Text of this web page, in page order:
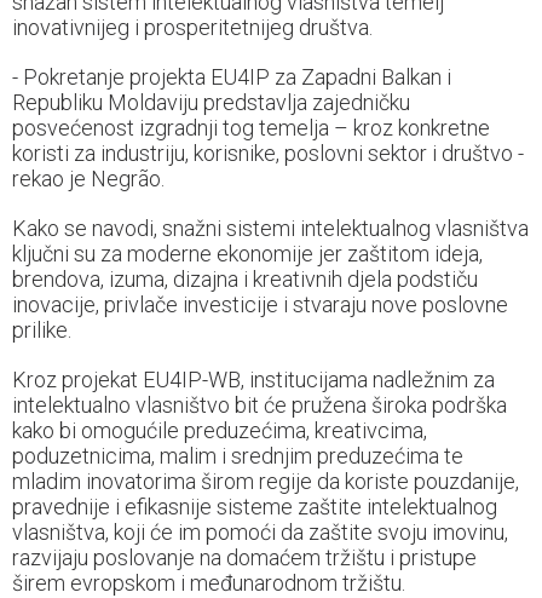
inovativnijeg i prosperitetnijeg društva.
- Pokretanje projekta EU4IP za Zapadni Balkan i
Republiku Moldaviju predstavlja zajedničku
posvećenost izgradnji tog temelja – kroz konkretne
koristi za industriju, korisnike, poslovni sektor i društvo -
rekao je Negrão.
Kako se navodi, snažni sistemi intelektualnog vlasništva
ključni su za moderne ekonomije jer zaštitom ideja,
brendova, izuma, dizajna i kreativnih djela podstiču
inovacije, privlače investicije i stvaraju nove poslovne
prilike.
Kroz projekat EU4IP-WB, institucijama nadležnim za
intelektualno vlasništvo bit će pružena široka podrška
kako bi omogućile preduzećima, kreativcima,
poduzetnicima, malim i srednjim preduzećima te
mladim inovatorima širom regije da koriste pouzdanije,
pravednije i efikasnije sisteme zaštite intelektualnog
vlasništva, koji će im pomoći da zaštite svoju imovinu,
razvijaju poslovanje na domaćem tržištu i pristupe
širem evropskom i međunarodnom tržištu.